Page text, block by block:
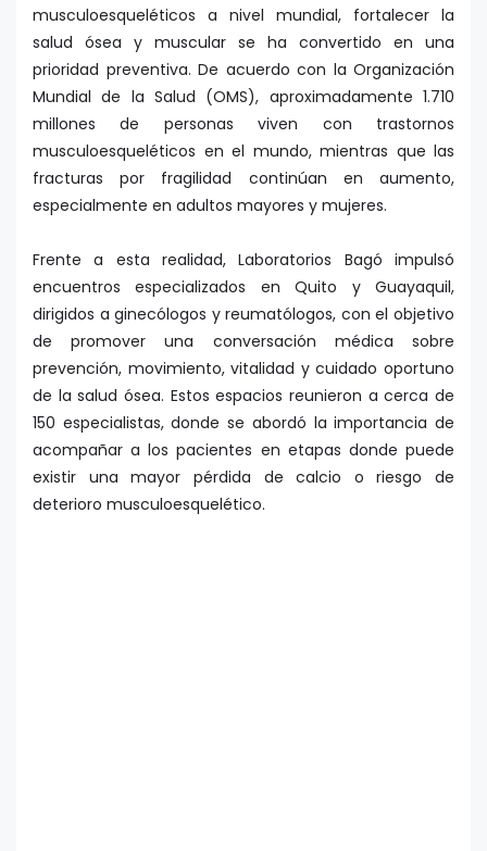
musculoesqueléticos a nivel mundial, fortalecer la
salud ósea y muscular se ha convertido en una
prioridad preventiva. De acuerdo con la Organización
Mundial de la Salud (OMS), aproximadamente 1.710
millones de personas viven con trastornos
musculoesqueléticos en el mundo, mientras que las
fracturas por fragilidad continúan en aumento,
especialmente en adultos mayores y mujeres.
Frente a esta realidad, Laboratorios Bagó impulsó
encuentros especializados en Quito y Guayaquil,
dirigidos a ginecólogos y reumatólogos, con el objetivo
de promover una conversación médica sobre
prevención, movimiento, vitalidad y cuidado oportuno
de la salud ósea. Estos espacios reunieron a cerca de
150 especialistas, donde se abordó la importancia de
acompañar a los pacientes en etapas donde puede
existir una mayor pérdida de calcio o riesgo de
deterioro musculoesquelético.